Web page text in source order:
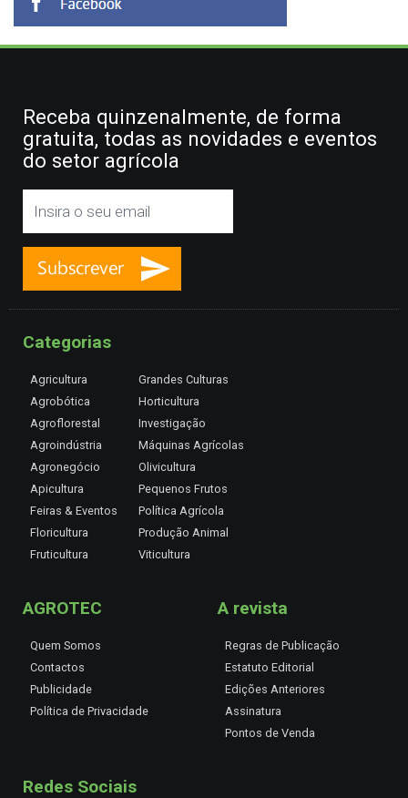
Receba quinzenalmente, de forma
gratuita, todas as novidades e eventos
do setor agrícola
Categorias
Agricultura
Agrobótica
Agroflorestal
Agroindústria
Agronegócio
Apicultura
Feiras & Eventos
Floricultura
Fruticultura
Grandes Culturas
Horticultura
Investigação
Máquinas Agrícolas
Olivicultura
Pequenos Frutos
Política Agrícola
Produção Animal
Viticultura
AGROTEC
Quem Somos
Contactos
Publicidade
Política de Privacidade
A revista
Regras de Publicação
Estatuto Editorial
Edições Anteriores
Assinatura
Pontos de Venda
Redes Sociais